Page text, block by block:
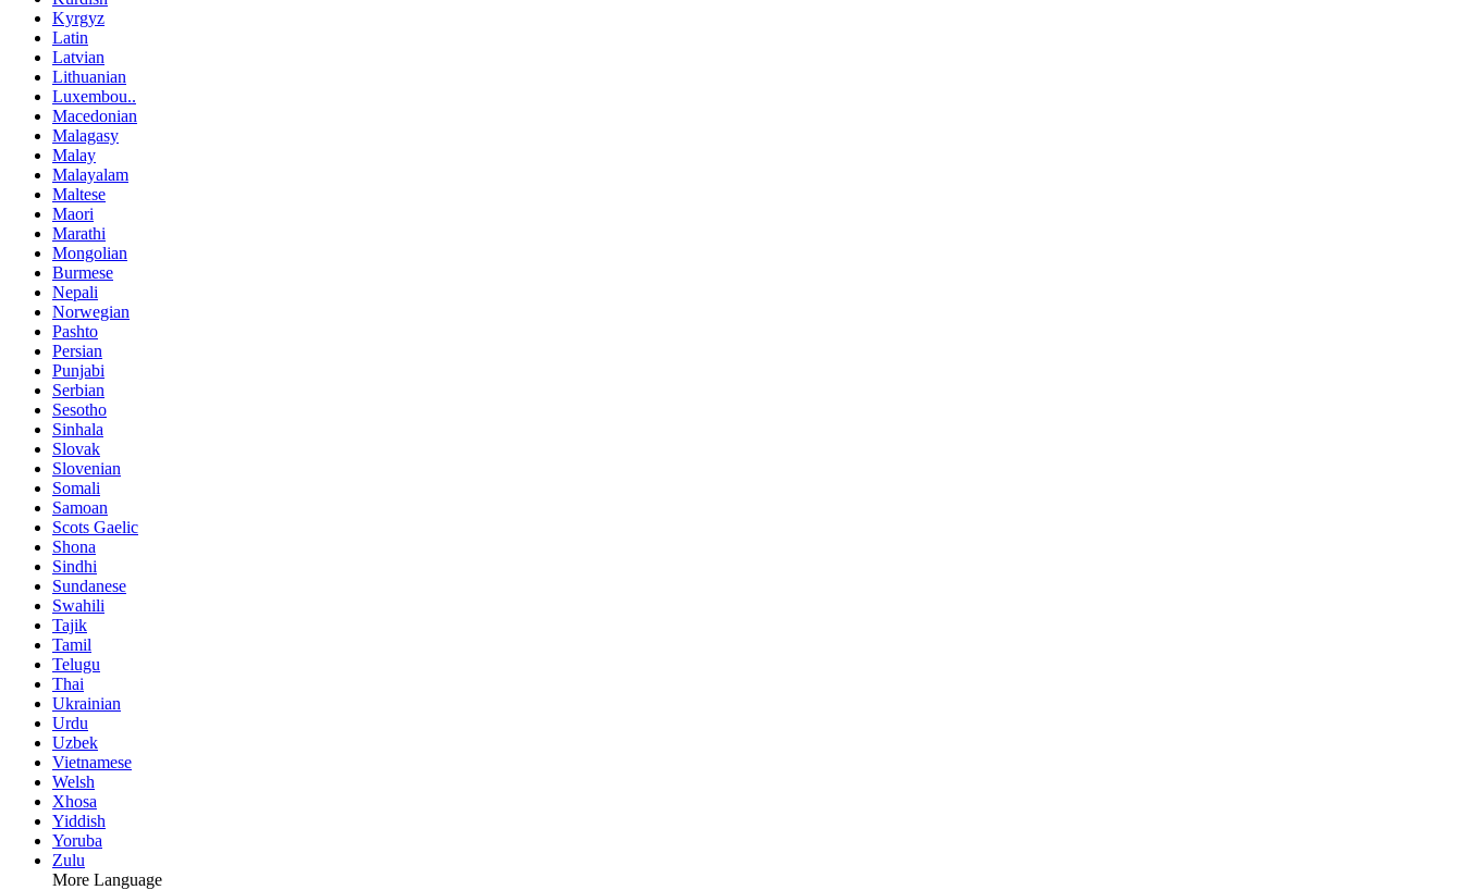
Kyrgyz
Latin
Latvian
Lithuanian
Luxembou..
Macedonian
Malagasy
Malay
Malayalam
Maltese
Maori
Marathi
Mongolian
Burmese
Nepali
Norwegian
Pashto
Persian
Punjabi
Serbian
Sesotho
Sinhala
Slovak
Slovenian
Somali
Samoan
Scots Gaelic
Shona
Sindhi
Sundanese
Swahili
Tajik
Tamil
Telugu
Thai
Ukrainian
Urdu
Uzbek
Vietnamese
Welsh
Xhosa
Yiddish
Yoruba
Zulu
More Language